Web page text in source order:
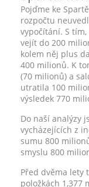
Pojďme ke
rozpočtu
vypočítání. S
vejít do 200
kolem něj plus
400 milionů. K
(70 milionů) a
utratila 100
výsledek 770
Do naší analýzy
vycházejících z
sumu 800
smyslu 800
Před dvěma lety
položkách 1,377